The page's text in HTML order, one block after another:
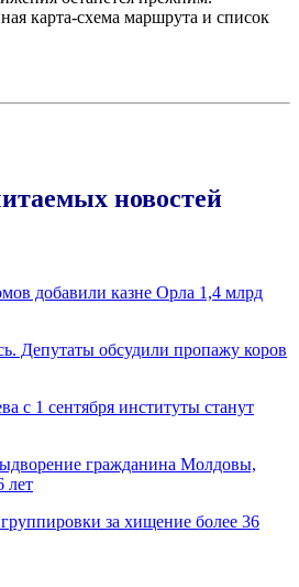
карта-схема маршрута и список
новостей
добавили казне Орла 1,4 млрд
Депутаты обсудили пропажу коров
с 1 сентября институты станут
гражданина Молдовы,
лет
за хищение более 36